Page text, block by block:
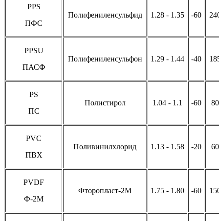
PPS
ПФС
Полифениленсульфид 1.28 - 1.35 -60
PPSU
ПАСФ
Полифениленсульфон 1.29 - 1.44 -40
PS
ПС
Полистирол 1.04 - 1.1 -60 80
PVC
ПВХ
Поливинилхлорид 1.13 - 1.58 -20 60
PVDF
Ф-2М
Фторопласт-2М 1.75 - 1.80 -60